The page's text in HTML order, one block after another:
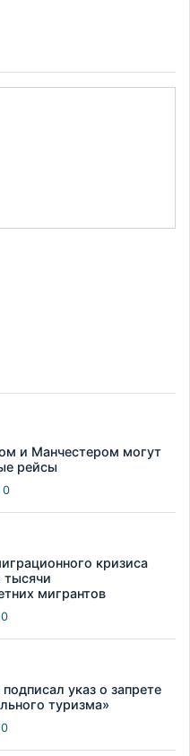
и Манчестером могут
рейсы
0
кризиса
тысячи
мигрантов
0
указ о запрете
туризма»
0